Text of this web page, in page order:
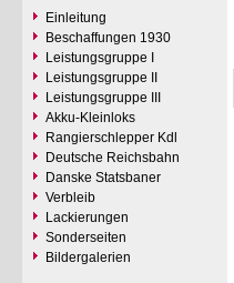
Einleitung
Beschaffungen 1930
Leistungsgruppe I
Leistungsgruppe II
Leistungsgruppe III
Akku-Kleinloks
Rangierschlepper Kdl
Deutsche Reichsbahn
Danske Statsbaner
Verbleib
Lackierungen
Sonderseiten
Bildergalerien